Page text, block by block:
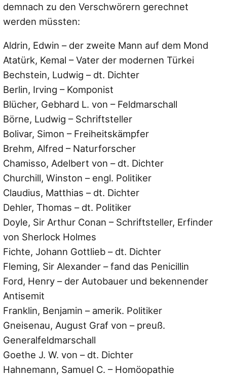
demnach zu den Verschwörern gerechnet
werden müssten:
Aldrin, Edwin – der zweite Mann auf dem Mond
Atatürk, Kemal – Vater der modernen Türkei
Bechstein, Ludwig – dt. Dichter
Berlin, Irving – Komponist
Blücher, Gebhard L. von – Feldmarschall
Börne, Ludwig – Schriftsteller
Bolivar, Simon – Freiheitskämpfer
Brehm, Alfred – Naturforscher
Chamisso, Adelbert von – dt. Dichter
Churchill, Winston – engl. Politiker
Claudius, Matthias – dt. Dichter
Dehler, Thomas – dt. Politiker
Doyle, Sir Arthur Conan – Schriftsteller, Erfinder
von Sherlock Holmes
Fichte, Johann Gottlieb – dt. Dichter
Fleming, Sir Alexander – fand das Penicillin
Ford, Henry – der Autobauer und bekennender
Antisemit
Franklin, Benjamin – amerik. Politiker
Gneisenau, August Graf von – preuß.
Generalfeldmarschall
Goethe J. W. von – dt. Dichter
Hahnemann, Samuel C. – Homöopathie